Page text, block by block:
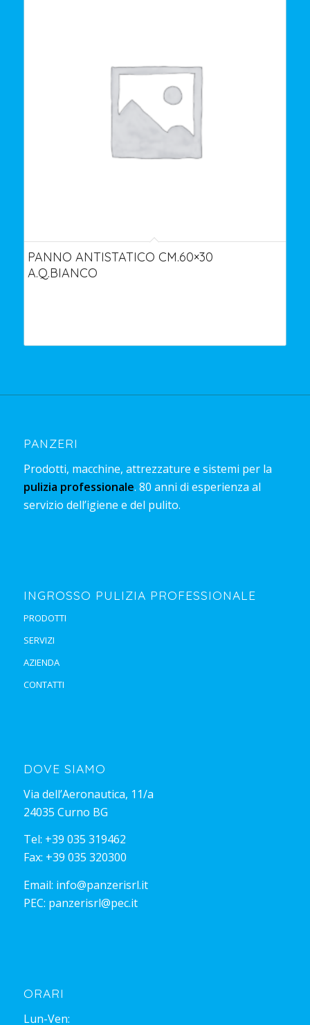
PANNO ANTISTATICO CM.60×30
A.Q.BIANCO
PANZERI
Prodotti, macchine, attrezzature e sistemi per la
pulizia professionale. 80 anni di esperienza al
servizio dell’igiene e del pulito.
INGROSSO PULIZIA PROFESSIONALE
PRODOTTI
SERVIZI
AZIENDA
CONTATTI
DOVE SIAMO
Via dell’Aeronautica, 11/a
24035 Curno BG
Tel: +39 035 319462
Fax: +39 035 320300
Email: info@panzerisrl.it
PEC: panzerisrl@pec.it
ORARI
Lun-Ven: